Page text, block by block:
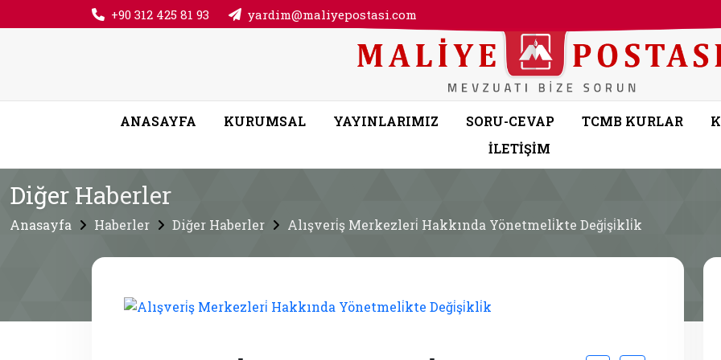
+90 312 425 81 93 yardim@maliyepostasi.com
ANASAYFA KURUMSAL YAYINLARIMIZ SORU-CEVAP TCMB KURLAR
İLETİŞİM
Diğer Haberler
Anasayfa Haberler Diğer Haberler Alışveri̇ş Merkezleri̇ Hakkında Yönetmeli̇kte Deği̇şi̇kli̇k